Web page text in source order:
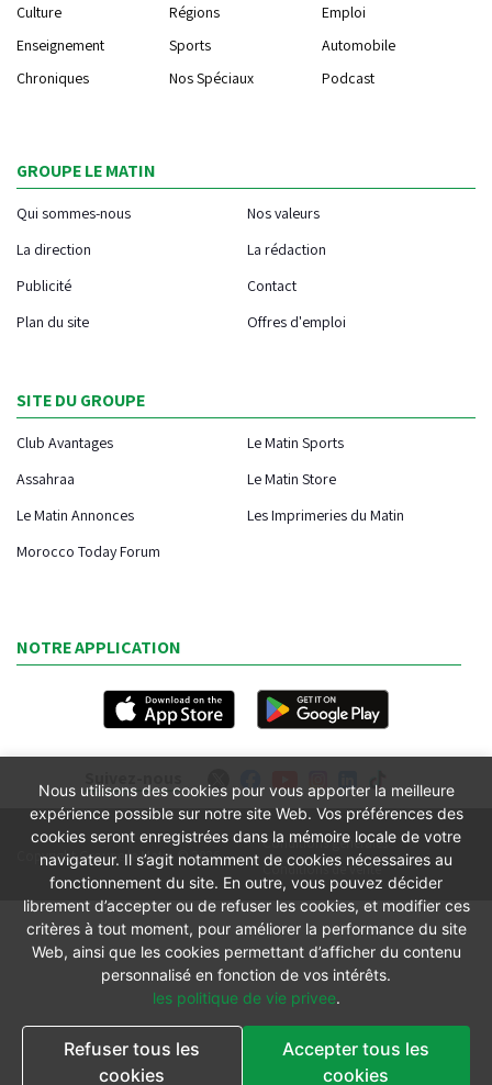
Culture
Régions
Emploi
Enseignement
Sports
Automobile
Chroniques
Nos Spéciaux Podcast
GROUPE LE MATIN
Qui sommes-nous
Nos valeurs
La direction
La rédaction
Publicité
Contact
Plan du site
Offres d'emploi
SITE DU GROUPE
Club Avantages
Le Matin Sports
Assahraa
Le Matin Store
Le Matin Annonces
Les Imprimeries du Matin
Morocco Today Forum
NOTRE APPLICATION
Copyright Groupe le Matin © 2026
Conditions générales
Conditions de vente
Nous utilisons des cookies pour vous apporter la meilleure
expérience possible sur notre site Web. Vos préférences des
cookies seront enregistrées dans la mémoire locale de votre
navigateur. Il s’agit notamment de cookies nécessaires au
fonctionnement du site. En outre, vous pouvez décider
librement d’accepter ou de refuser les cookies, et modifier ces
critères à tout moment, pour améliorer la performance du site
Web, ainsi que les cookies permettant d’afficher du contenu
personnalisé en fonction de vos intérêts.
les politique de vie privee.
Refuser tous les
cookies
Accepter tous les
cookies